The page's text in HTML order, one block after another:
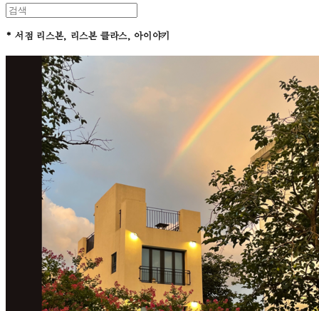
* 서점 리스본, 리스본 클라스, 아이야키